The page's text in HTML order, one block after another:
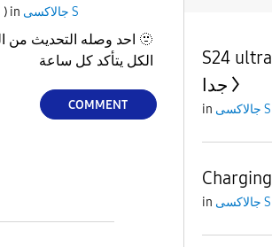
) in جالاكسى S
احد وصله التحديث من الصبح ولا شي 🫥
COMMENT
S24 ultra الموبايل يسخن
جدا
in جالاكسى S
Charging
in جالاكسى S